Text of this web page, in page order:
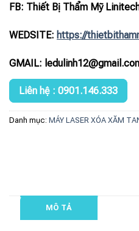
FB: Thiết Bị Thẩm Mỹ
WEDSITE: https://
GMAIL:
Liên hệ : 0901.146.333
Danh mục: MÁY LASER XÓA XĂM
MÔ TẢ